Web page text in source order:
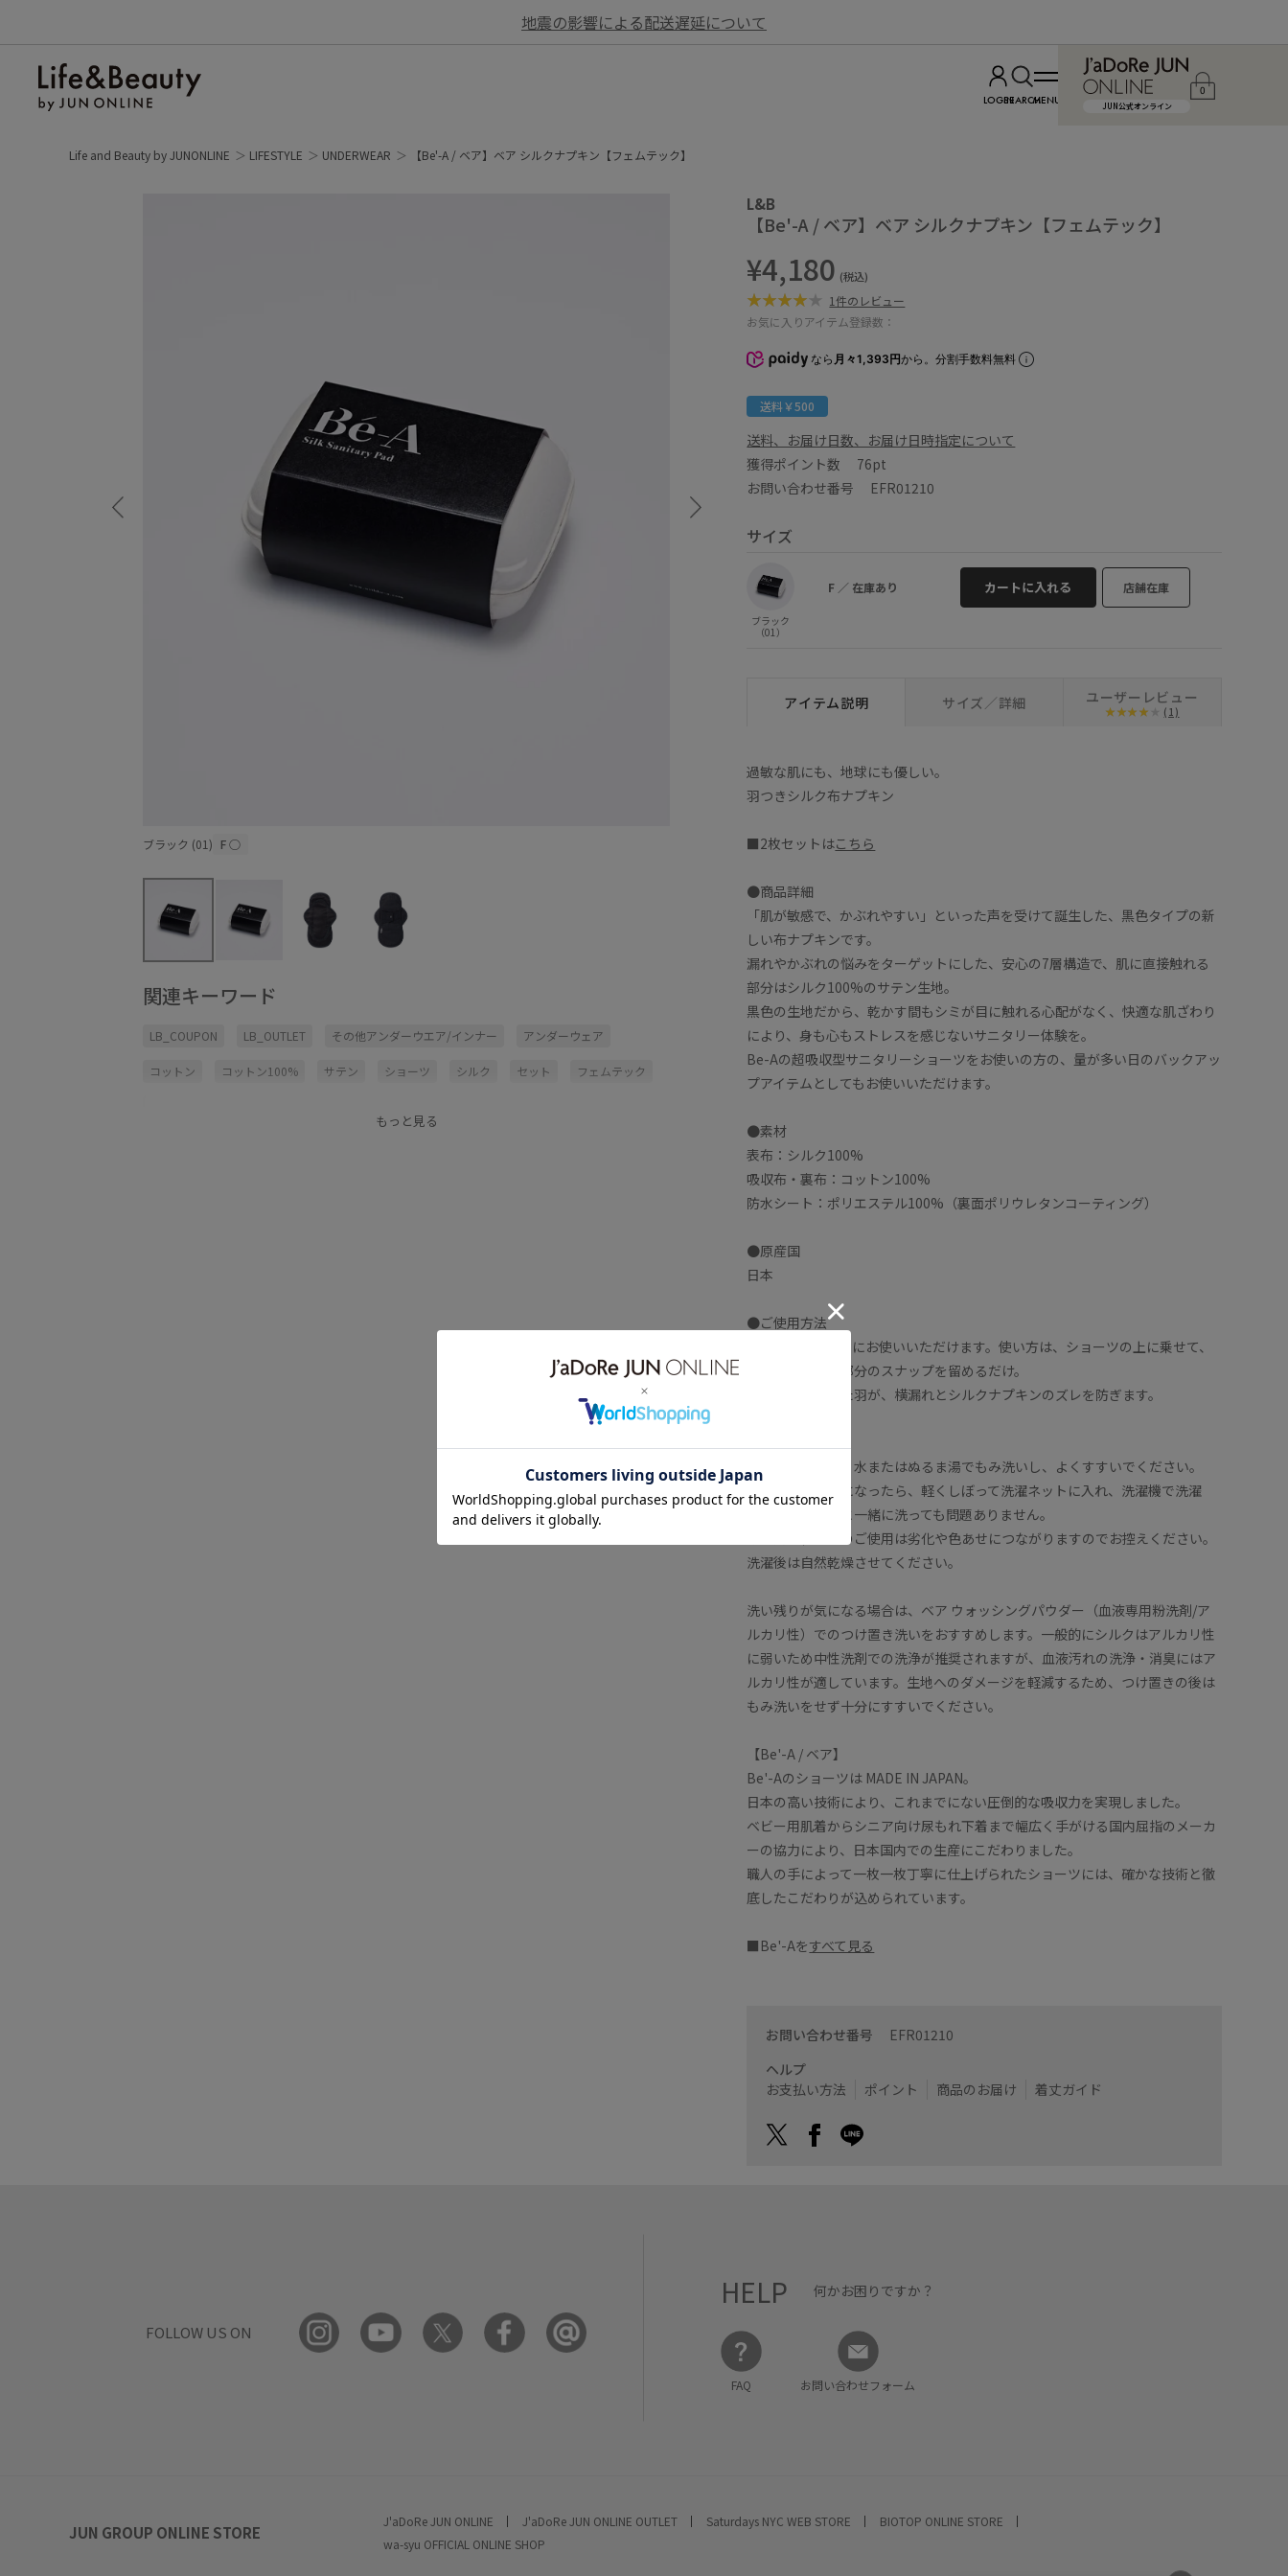
地震の影響による配送遅延について
LOGINSEARCHMENU JUN公式オンライン
0
Life and Beauty by JUNONLINE LIFESTYLE UNDERWEAR 【Be'-A / ベア】ベア シルクナプキン【フェムテック】
ブラック (01) F○
関連キーワード
LB_COUPON LB_OUTLET その他アンダーウエア/インナー アンダーウェア
コットン コットン100% サテン ショーツ シルク セット フェムテック
もっと見る
L&B
【Be'-A / ベア】ベア シルクナプキン【フェムテック】
¥4,180 (税込)
1件のレビュー
お気に入りアイテム登録数：
なら 月々1,393円から。分割手数料無料
送料￥500
送料、お届け日数、お届け日時指定について
獲得ポイント数 76pt
お問い合わせ番号 EFR01210
サイズ
ブラック
（01）
F ／ 在庫あり カートに入れる 店舗在庫
アイテム説明 サイズ／詳細 ユーザーレビュー
(1)
過敏な肌にも、地球にも優しい。
羽つきシルク布ナプキン
■2枚セットはこちら
●商品詳細
「肌が敏感で、かぶれやすい」といった声を受けて誕生した、黒色タイプの新
しい布ナプキンです。
漏れやかぶれの悩みをターゲットにした、安心の7層構造で、肌に直接触れる
部分はシルク100%のサテン生地。
黒色の生地だから、乾かす間もシミが目に触れる心配がなく、快適な肌ざわり
により、身も心もストレスを感じないサニタリー体験を。
Be-Aの超吸収型サニタリーショーツをお使いの方の、量が多い日のバックアッ
プアイテムとしてもお使いいただけます。
●素材
表布：シルク100%
吸収布・裏布：コットン100%
防水シート：ポリエステル100%（裏面ポリウレタンコーティング）
●原産国
日本
●ご使用方法
すべてのショーツにお使いいただけます。使い方は、ショーツの上に乗せて、
クロッチ（股）部分のスナップを留めるだけ。
両サイドに施した羽が、横漏れとシルクナプキンのズレを防ぎます。
その日のうちに、水またはぬるま湯でもみ洗いし、よくすすいでください。
すすぎ水が透明になったら、軽くしぼって洗濯ネットに入れ、洗濯機で洗濯
を。他の洗濯物と一緒に洗っても問題ありません。
漂白剤・乾燥機のご使用は劣化や色あせにつながりますのでお控えください。
洗濯後は自然乾燥させてください。
洗い残りが気になる場合は、ベア ウォッシングパウダー（血液専用粉洗剤/ア
ルカリ性）でのつけ置き洗いをおすすめします。一般的にシルクはアルカリ性
に弱いため中性洗剤での洗浄が推奨されますが、血液汚れの洗浄・消臭にはア
ルカリ性が適しています。生地へのダメージを軽減するため、つけ置きの後は
もみ洗いをせず十分にすすいでください。
【Be'-A / ベア】
Be'-Aのショーツは MADE IN JAPAN。
日本の高い技術により、これまでにない圧倒的な吸収力を実現しました。
ベビー用肌着からシニア向け尿もれ下着まで幅広く手がける国内屈指のメーカ
ーの協力により、日本国内での生産にこだわりました。
職人の手によって一枚一枚丁寧に仕上げられたショーツには、確かな技術と徹
底したこだわりが込められています。
■Be'-Aをすべて見る
お問い合わせ番号 EFR01210
ヘルプ
お支払い方法
ポイント 商品のお届け 着丈ガイド
FOLLOW US ON
HELP 何かお困りですか？
FAQ お問い合わせフォーム
JUN GROUP ONLINE STORE
J'aDoRe JUN ONLINE J'aDoRe JUN ONLINE OUTLET Saturdays NYC WEB STORE
BIOTOP ONLINE STORE
wa-syu OFFICIAL ONLINE SHOP